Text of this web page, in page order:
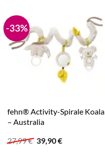
-33%
fehn® Activity-Spirale Koala
– Australia
27,99€ Ursprünglicher
Preis
39,90€Aktueller